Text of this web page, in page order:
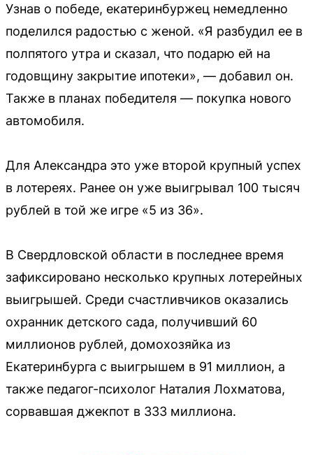
Узнав о победе, екатеринбуржец немедленно
поделился радостью с женой. «Я разбудил ее в
полпятого утра и сказал, что подарю ей на
годовщину закрытие ипотеки», — добавил он.
Также в планах победителя — покупка нового
автомобиля.
Для Александра это уже второй крупный успех
в лотереях. Ранее он уже выигрывал 100 тысяч
рублей в той же игре «5 из 36».
В Свердловской области в последнее время
зафиксировано несколько крупных лотерейных
выигрышей. Среди счастливчиков оказались
охранник детского сада, получивший 60
миллионов рублей, домохозяйка из
Екатеринбурга с выигрышем в 91 миллион, а
также педагог-психолог Наталия Лохматова,
сорвавшая джекпот в 333 миллиона.